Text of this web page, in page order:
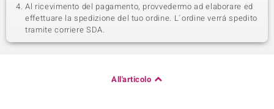
Al ricevimento del pagamento, provvedermo ad elaborare ed
effettuare la spedizione del tuo ordine. L´ordine verrá spedito
tramite corriere SDA.
All'articolo